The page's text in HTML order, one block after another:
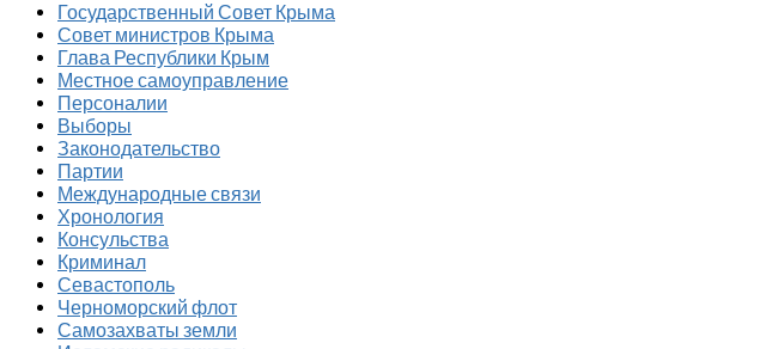
Государственный Совет Крыма
Совет министров Крыма
Глава Республики Крым
Местное самоуправление
Персоналии
Выборы
Законодательство
Партии
Международные связи
Хронология
Консульства
Криминал
Севастополь
Черноморский флот
Самозахваты земли